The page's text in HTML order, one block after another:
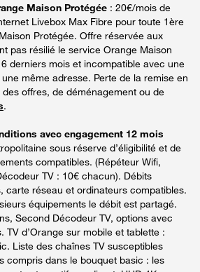
Maison Protégée : 20€/mois de
Livebox Max Fibre pour toute 1ère
Protégée. Offre réservée aux
pas résilié le service Orange Maison
derniers mois et incompatible avec une
même adresse. Perte de la remise en
des offres, de déménagement ou de
.
avec engagement 12 mois
sous réserve d’éligibilité et de
compatibles. (Répéteur Wifi,
TV : 10€ chacun). Débits
carte réseau et ordinateurs compatibles.
équipements le débit est partagé.
Second Décodeur TV, options avec
TV d’Orange sur mobile et tablette :
Liste des chaînes TV susceptibles
compris dans le bouquet basic : les